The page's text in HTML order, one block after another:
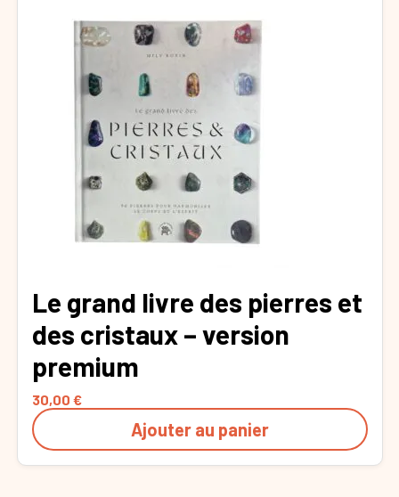
Le grand livre des pierres et
des cristaux – version
premium
30,00 €
Ajouter au panier